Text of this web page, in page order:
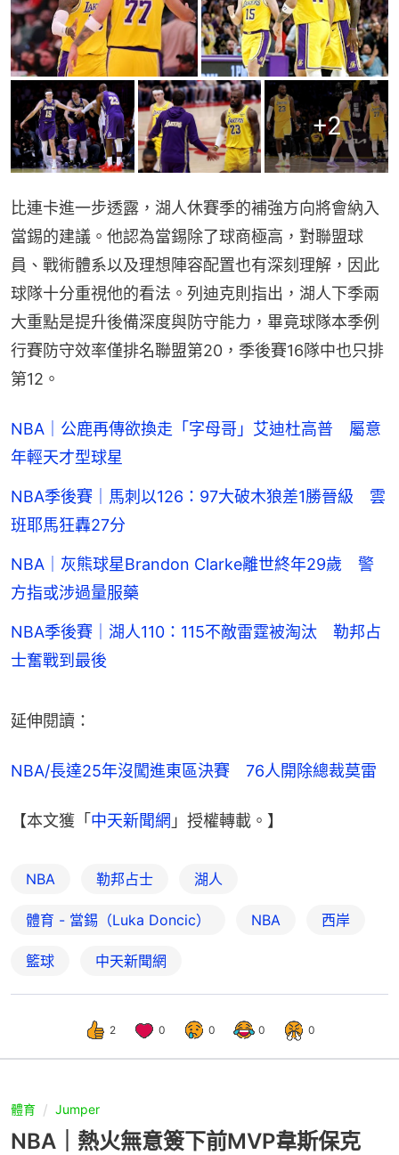
+2
比連卡進一步透露，湖人休賽季的補強方向將會納入
當錫的建議。他認為當錫除了球商極高，對聯盟球
員、戰術體系以及理想陣容配置也有深刻理解，因此
球隊十分重視他的看法。列迪克則指出，湖人下季兩
大重點是提升後備深度與防守能力，畢竟球隊本季例
行賽防守效率僅排名聯盟第20，季後賽16隊中也只排
第12。
NBA｜公鹿再傳欲換走「字母哥」艾迪杜高普 屬意
年輕天才型球星
NBA季後賽｜馬刺以126：97大破木狼差1勝晉級 雲
班耶馬狂轟27分
NBA｜灰熊球星Brandon Clarke離世終年29歲 警
方指或涉過量服藥
NBA季後賽｜湖人110：115不敵雷霆被淘汰 勒邦占
士奮戰到最後
延伸閱讀：
NBA/長達25年沒闖進東區決賽　76人開除總裁莫雷
【本文獲「中天新聞網 」授權轉載。】
NBA 勒邦占士 湖人
體育 - 當錫（Luka Doncic） NBA 西岸
籃球 中天新聞網
2 0 0 0 0
體育 Jumper
NBA｜熱火無意簽下前MVP韋斯保克